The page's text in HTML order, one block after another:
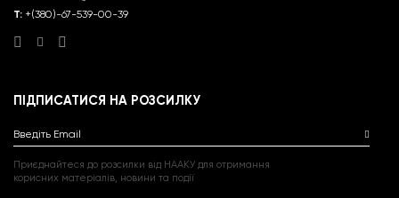
Т: +(380)-67-539-00-39
ПІДПИСАТИСЯ НА РОЗСИЛКУ
Введіть Email
Приєднайтеся до розсилки від НААКУ для отримання
корисних матеріалів, новини та події